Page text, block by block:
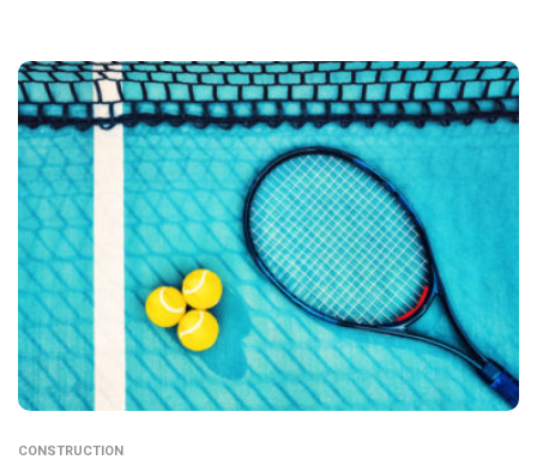
CONSTRUCTION